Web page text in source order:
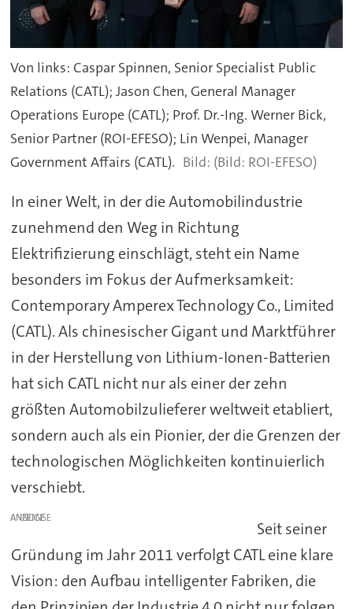
Von links: Caspar Spinnen, Senior Specialist Public
Relations (CATL); Jason Chen, General Manager
Operations Europe (CATL); Prof. Dr.-Ing. Werner Bick,
Senior Partner (ROI-EFESO); Lin Wenpei, Manager
Government Affairs (CATL).
(Bild: ROI-EFESO)
In einer Welt, in der die Automobilindustrie
zunehmend den Weg in Richtung
Elektrifizierung einschlägt, steht ein Name
besonders im Fokus der Aufmerksamkeit:
Contemporary Amperex Technology Co., Limited
(CATL). Als chinesischer Gigant und Marktführer
in der Herstellung von Lithium-Ionen-Batterien
hat sich CATL nicht nur als einer der zehn
größten Automobilzulieferer weltweit etabliert,
sondern auch als ein Pionier, der die Grenzen der
technologischen Möglichkeiten kontinuierlich
verschiebt.
ANZEIGE
Seit seiner
Gründung im Jahr 2011 verfolgt CATL eine klare
Vision: den Aufbau intelligenter Fabriken, die